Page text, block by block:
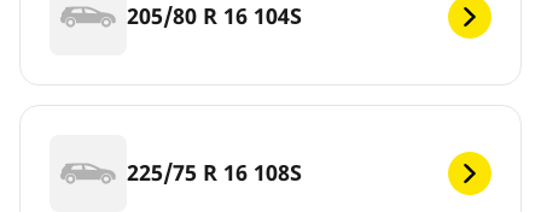
205/80 R 16 104S
225/75 R 16 108S